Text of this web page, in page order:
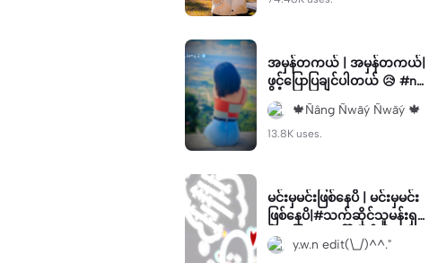
အမှန်တကယ် | အမှန်တကယ်|
ဖွင့်ပြောပြချင်ပါတယ် 😥 #nw
ay #foryou
🍁Ñâng Ñwãý Ñwãý 🍁
13.8K uses.
မင်းမှမင်းဖြစ်နေပိ | မင်းမှမင်း
ဖြစ်နေပိ|#သက်ဆိုင်သူမန်းရှ
င်းခေါ် #mtခေါ်လိုက်တော့ #
ရောက်စမ်းကွာ
y.w.n edit(\_/)^^."